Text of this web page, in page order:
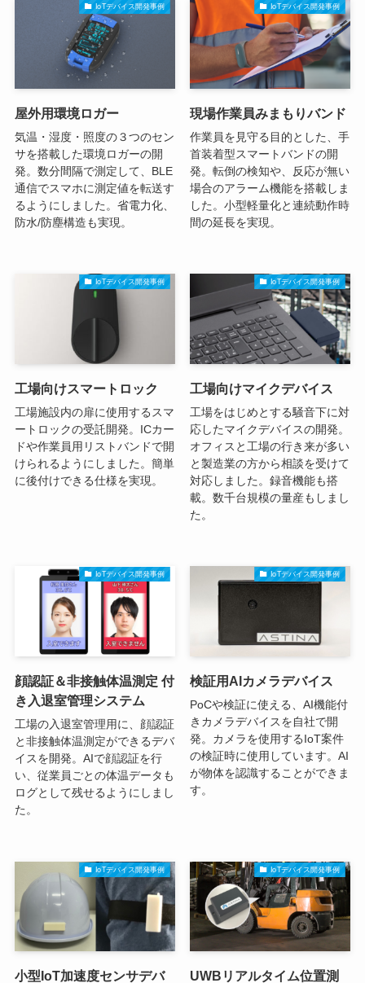
IoTデバイス開発事例
屋外用環境ロガー
気温・湿度・照度の３つのセン
サを搭載した環境ロガーの開
発。数分間隔で測定して、BLE
通信でスマホに測定値を転送す
るようにしました。省電力化、
防水/防塵構造も実現。
IoTデバイス開発事例
現場作業員みまもりバンド
作業員を見守る目的とした、手
首装着型スマートバンドの開
発。転倒の検知や、反応が無い
場合のアラーム機能を搭載しま
した。小型軽量化と連続動作時
間の延長を実現。
IoTデバイス開発事例
工場向けスマートロック
工場施設内の扉に使用するスマ
ートロックの受託開発。ICカー
ドや作業員用リストバンドで開
けられるようにしました。簡単
に後付けできる仕様を実現。
IoTデバイス開発事例
工場向けマイクデバイス
工場をはじめとする騒音下に対
応したマイクデバイスの開発。
オフィスと工場の行き来が多い
と製造業の方から相談を受けて
対応しました。録音機能も搭
載。数千台規模の量産もしまし
た。
IoTデバイス開発事例
顔認証＆非接触体温測定 付
き入退室管理システム
工場の入退室管理用に、顔認証
と非接触体温測定ができるデバ
イスを開発。AIで顔認証を行
い、従業員ごとの体温データも
ログとして残せるようにしまし
た。
IoTデバイス開発事例
検証用AIカメラデバイス
PoCや検証に使える、AI機能付
きカメラデバイスを自社で開
発。カメラを使用するIoT案件
の検証時に使用しています。AI
が物体を認識することができま
す。
IoTデバイス開発事例
小型IoT加速度センサデバ
IoTデバイス開発事例
UWBリアルタイム位置測